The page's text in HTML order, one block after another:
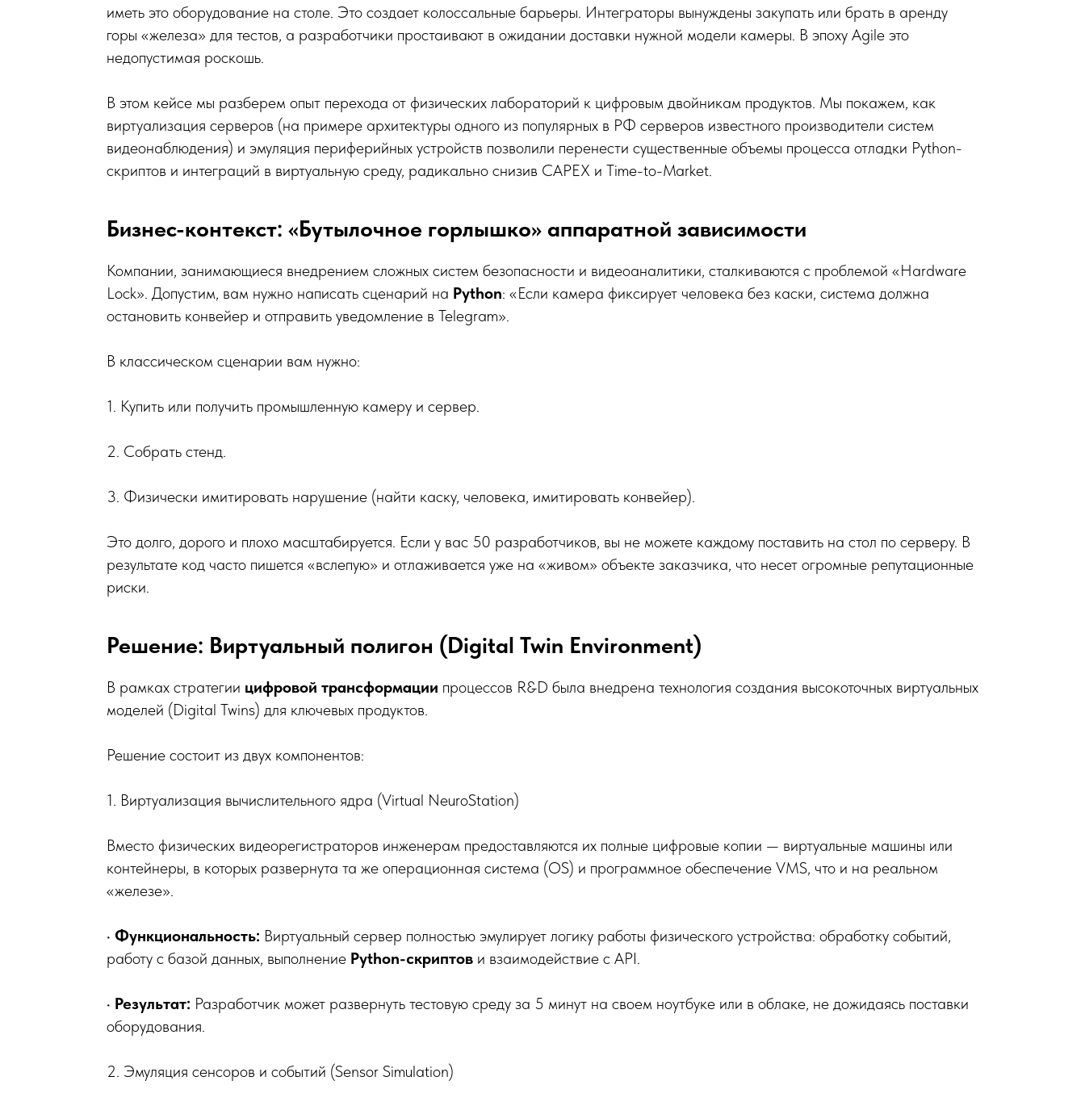
иметь это оборудование на столе. Это создает колоссальные барьеры. Интеграторы вынуждены закупать или брать в аренду
горы «железа» для тестов, а разработчики простаивают в ожидании доставки нужной модели камеры. В эпоху Agile это
недопустимая роскошь.
В этом кейсе мы разберем опыт перехода от физических лабораторий к цифровым двойникам продуктов. Мы покажем, как
виртуализация серверов (на примере архитектуры одного из популярных в РФ серверов известного производители систем
видеонаблюдения) и эмуляция периферийных устройств позволили перенести существенные объемы процесса отладки Python-
скриптов и интеграций в виртуальную среду, радикально снизив CAPEX и Time-to-Market.
Бизнес-контекст: «Бутылочное горлышко» аппаратной зависимости
Компании, занимающиеся внедрением сложных систем безопасности и видеоаналитики, сталкиваются с проблемой «Hardware
Lock». Допустим, вам нужно написать сценарий на Python: «Если камера фиксирует человека без каски, система должна
остановить конвейер и отправить уведомление в Telegram».
В классическом сценарии вам нужно:
1. Купить или получить промышленную камеру и сервер.
2. Собрать стенд.
3. Физически имитировать нарушение (найти каску, человека, имитировать конвейер).
Это долго, дорого и плохо масштабируется. Если у вас 50 разработчиков, вы не можете каждому поставить на стол по серверу. В
результате код часто пишется «вслепую» и отлаживается уже на «живом» объекте заказчика, что несет огромные репутационные
риски.
Решение: Виртуальный полигон (Digital Twin Environment)
В рамках стратегии цифровой трансформации процессов R&D была внедрена технология создания высокоточных виртуальных
моделей (Digital Twins) для ключевых продуктов.
Решение состоит из двух компонентов:
1. Виртуализация вычислительного ядра (Virtual NeuroStation)
Вместо физических видеорегистраторов инженерам предоставляются их полные цифровые копии — виртуальные машины или
контейнеры, в которых развернута та же операционная система (OS) и программное обеспечение VMS, что и на реальном
«железе».
• Функциональность: Виртуальный сервер полностью эмулирует логику работы физического устройства: обработку событий,
работу с базой данных, выполнение Python-скриптов и взаимодействие с API.
• Результат: Разработчик может развернуть тестовую среду за 5 минут на своем ноутбуке или в облаке, не дожидаясь поставки
оборудования.
2. Эмуляция сенсоров и событий (Sensor Simulation)